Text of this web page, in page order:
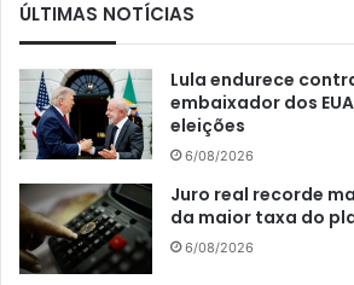
ÚLTIMAS NOTÍCIAS
Lula endurece
embaixador dos
eleições
6/08/2026
Juro real recorde
da maior taxa do
6/08/2026